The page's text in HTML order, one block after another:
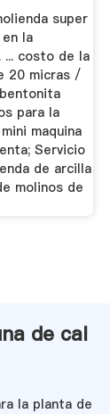
super
la
... costo de la
20 micras /
para la
maquina
Servicio
de arcilla
molinos de
de cal
la planta de